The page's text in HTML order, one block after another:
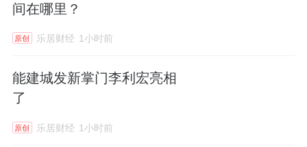
间在哪里？
原创 乐居财经 1小时前
能建城发新掌门李利宏亮相
了
原创 乐居财经 1小时前